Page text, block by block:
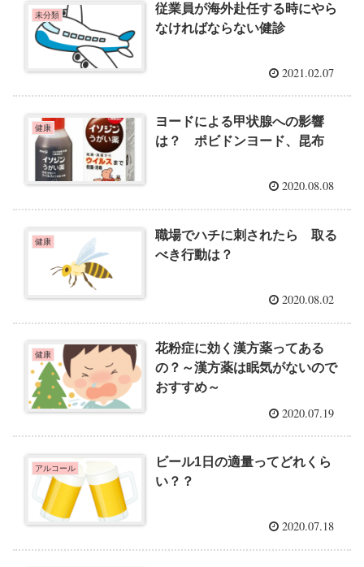
未分類
従業員が海外赴任する時にやら
なければならない健診
2021.02.07
健康
ヨードによる甲状腺への影響
は？ ポビドンヨード、昆布
2020.08.08
健康
職場でハチに刺されたら 取る
べき行動は？
2020.08.02
健康
花粉症に効く漢方薬ってある
の？～漢方薬は眠気がないので
おすすめ～
2020.07.19
アルコール
ビール1日の適量ってどれくら
い？？
2020.07.18